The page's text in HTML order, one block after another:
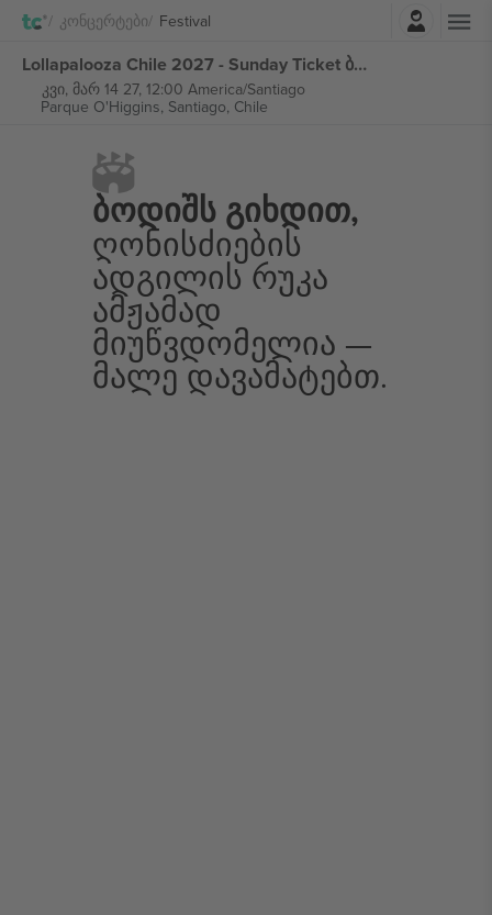
Კონცერტები Festival
Lollapalooza Chile 2027 - Sunday Ticket ბილეთი
კვი, მარ 14 27, 12:00 America/Santiago
Parque O'Higgins, Santiago, Chile
Ბოდიშს Გიხდით,
Ღონისძიების
Ადგილის Რუკა
Ამჟამად
Მიუწვდომელია —
Მალე Დავამატებთ.